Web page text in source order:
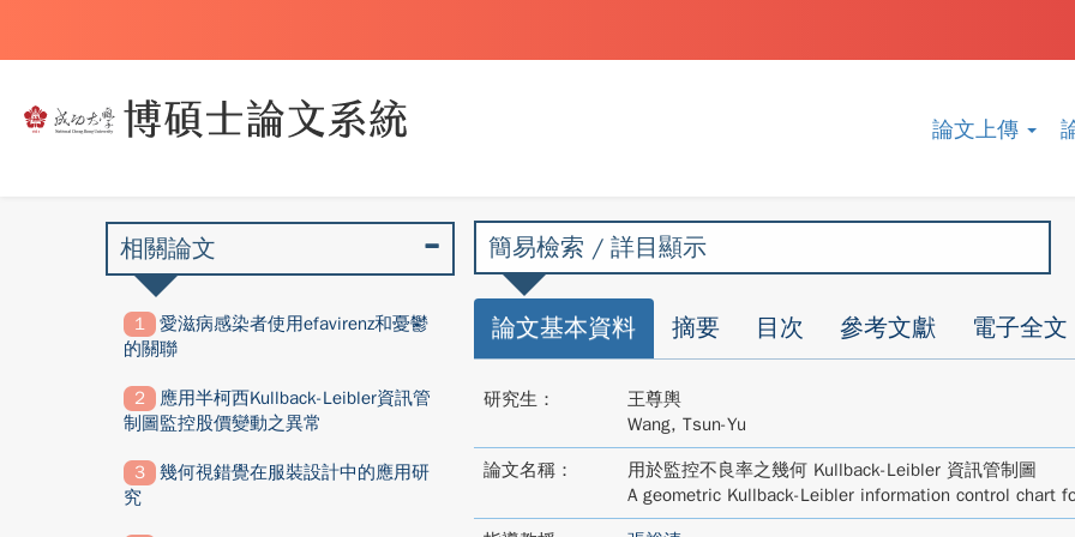
論文上傳
簡易檢索 / 詳目顯示
論文基本資料 摘要 目次 參考文獻 電子全文
研究生：
王尊輿
Wang, Tsun-Yu
論文名稱：
用於監控不良率之幾何 Kullback-Leibler 資訊管制圖
A geometric Kullback-Leibler information control chart
相關論文
愛滋病感染者使用efavirenz和憂鬱
的關聯
應用半柯西Kullback-Leibler資訊管
制圖監控股價變動之異常
幾何視錯覺在服裝設計中的應用研
究